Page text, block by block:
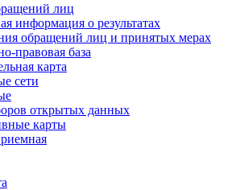
лиц
информация о результатах
обращений лиц и принятых мерах
правовая база
карта
сети
открытых данных
карты